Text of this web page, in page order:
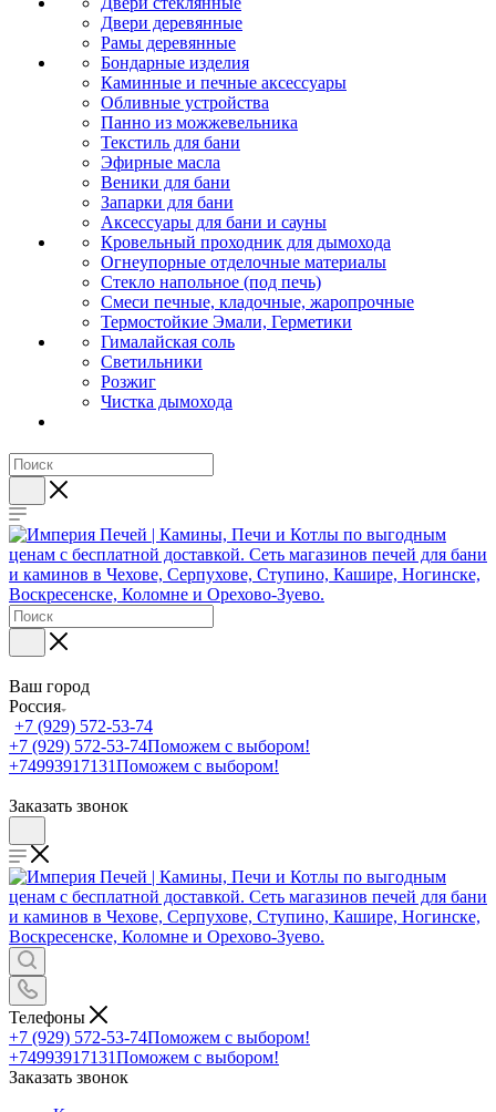
Двери деревянные
Рамы деревянные
Бондарные изделия
Каминные и печные аксессуары
Обливные устройства
Панно из можжевельника
Текстиль для бани
Эфирные масла
Веники для бани
Запарки для бани
Аксессуары для бани и сауны
Кровельный проходник для дымохода
Огнеупорные отделочные материалы
Стекло напольное (под печь)
Смеси печные, кладочные, жаропрочные
Термостойкие Эмали, Герметики
Гималайская соль
Светильники
Розжиг
Чистка дымохода
Ваш город
Россия
+7 (929) 572-53-74
+7 (929) 572-53-74Поможем с выбором!
+74993917131Поможем с выбором!
Заказать звонок
Телефоны
+7 (929) 572-53-74Поможем с выбором!
+74993917131Поможем с выбором!
Заказать звонок